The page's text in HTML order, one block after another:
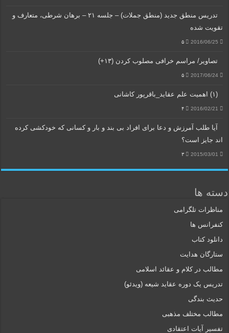
تدریس منطق جدید (منطق جملات) – جلسه ۲۱ – برهان شرطی، متعارف و
تقویت شده
2016/06/25 ۵
تصاویر/ مراسم خرافی مصلوب کردن (۱۳+)
2017/06/24 ۵
(۱) اهمیت علم عقاید_باقرپور کاشانی
2016/02/21 ۴
آیا طلب آمرزش و دعا برای افراد بی بند و بار و کسانی که خودکشی کرده
اند جایز است؟
2015/03/01 ۳
دسته ها
مناظرات تلگرامی
کنفرانس ها
دانلود کتاب
ستارگان هدایت
مطالب در کلام و عقائد اسلامی
تدریس یک دوره عقاید شیعه (ویدئو)
حدیث بندگی
مطالب مختلف مذهبی
تفسیر آیات اعتقادی